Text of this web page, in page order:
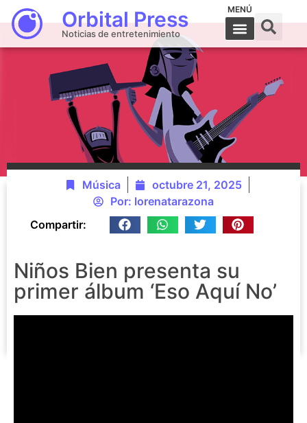
Orbital Press
Noticias de entretenimiento
MENÚ
Música
octubre 21, 2025
Por: lorenatarazona
Compartir:
Niños Bien presenta su
primer álbum ‘Eso Aquí No’